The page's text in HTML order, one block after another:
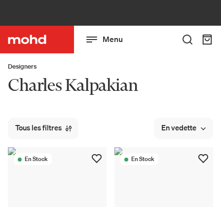
Menu
Designers
Charles Kalpakian
Tous les filtres En vedette
En Stock En Stock